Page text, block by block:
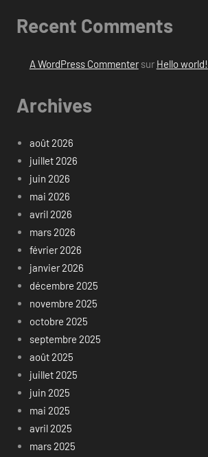
Recent Comments
A WordPress Commentersur Hello world!
Archives
août 2026
juillet 2026
juin 2026
mai 2026
avril 2026
mars 2026
février 2026
janvier 2026
décembre 2025
novembre 2025
octobre 2025
septembre 2025
août 2025
juillet 2025
juin 2025
mai 2025
avril 2025
mars 2025